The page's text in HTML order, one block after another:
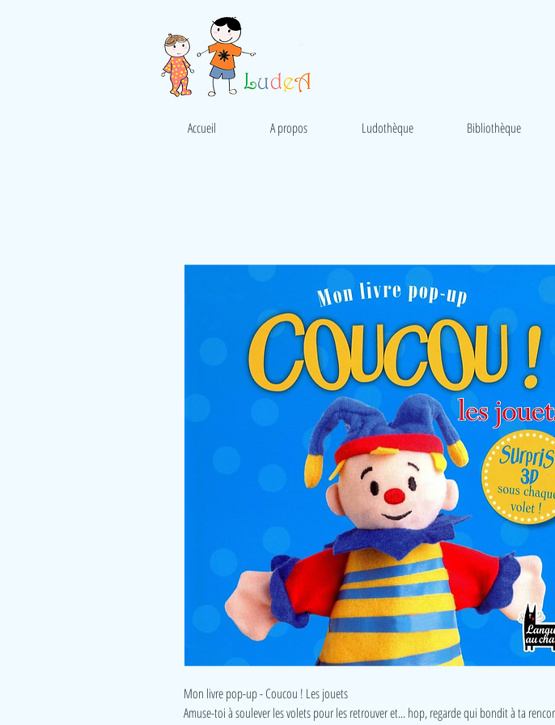
Accueil A propos Ludothèque Bibliothèque
Mon livre pop-up - Coucou ! Les jouets
Amuse-toi à soulever les volets pour les retrouver et... hop, regarde qui bondit à ta